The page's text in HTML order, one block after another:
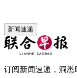
新闻速递
订阅新闻速递，洞悉